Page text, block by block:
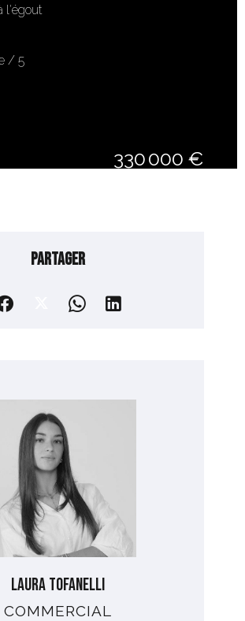
330 000 €
l'égout
/ 5
Partager
Laura TOFANELLI
COMMERCIAL